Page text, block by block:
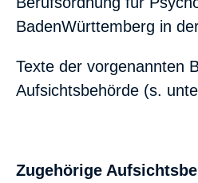
BadenWürttemberg in
Texte der vorgenannten
Aufsichtsbehörde (s.
Zugehörige